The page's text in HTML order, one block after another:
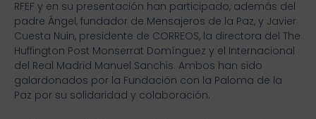
RFEF y en su presentación han participado, además del
padre Ángel, fundador de Mensajeros de la Paz, y Javier
Cuesta Nuin, presidente de CORREOS, la directora del The
Huffington Post Monserrat Domínguez y el Internacional
del Real Madrid Manuel Sanchis. Ambos han sido
galardonados por la Fundación con la Paloma de la
Paz por su solidaridad y colaboración.